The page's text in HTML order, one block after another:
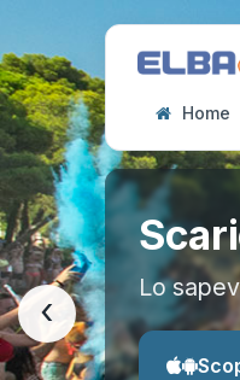
Home
Lo
‹